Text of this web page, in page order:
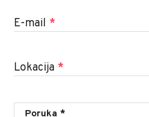
E-mail *
Lokacija *